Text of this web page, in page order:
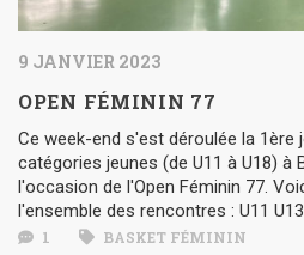
9 JANVIER 2023
OPEN FÉMININ 77
Ce week-end s'est déroulée la 1ère
catégories jeunes (de U11 à U18) à
l'occasion de l'Open Féminin 77.
l'ensemble des rencontres : U11
1 BASKET FÉMININ